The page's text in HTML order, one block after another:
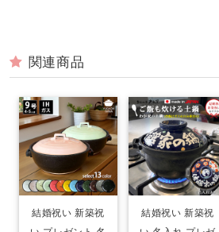
関連商品
結婚祝い 新築祝
結婚祝い 新築祝